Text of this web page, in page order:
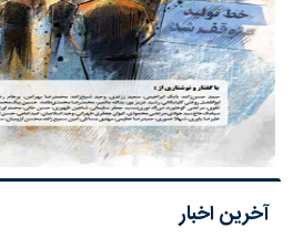
آخرین اخبار